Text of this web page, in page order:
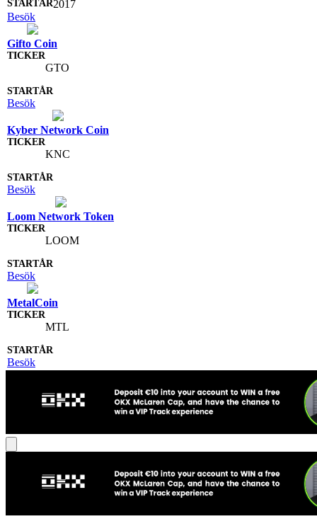
2017
Besök
Gifto Coin
GTO
Besök
Kyber Network Coin
KNC
Besök
Loom Network Token
LOOM
Besök
MetalCoin
MTL
Besök